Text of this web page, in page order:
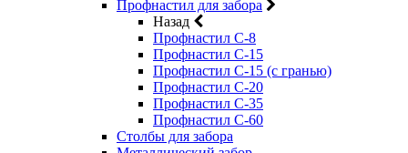
Профнастил для забора
Назад
Профнастил С-8
Профнастил С-15
Профнастил С-15 (с гранью)
Профнастил С-20
Профнастил С-35
Профнастил С-60
Столбы для забора